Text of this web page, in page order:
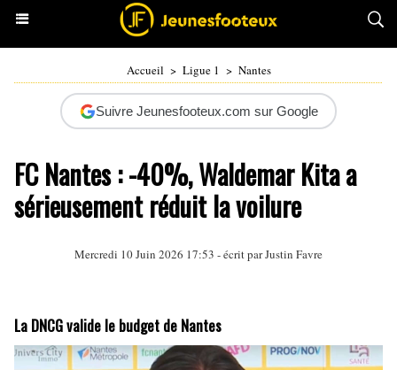
Accueil > Ligue 1 > Nantes
Suivre Jeunesfooteux.com sur Google
FC Nantes : -40%, Waldemar Kita a
sérieusement réduit la voilure
Mercredi 10 Juin 2026 17:53 - écrit parJustin Favre
La DNCG valide le budget de Nantes